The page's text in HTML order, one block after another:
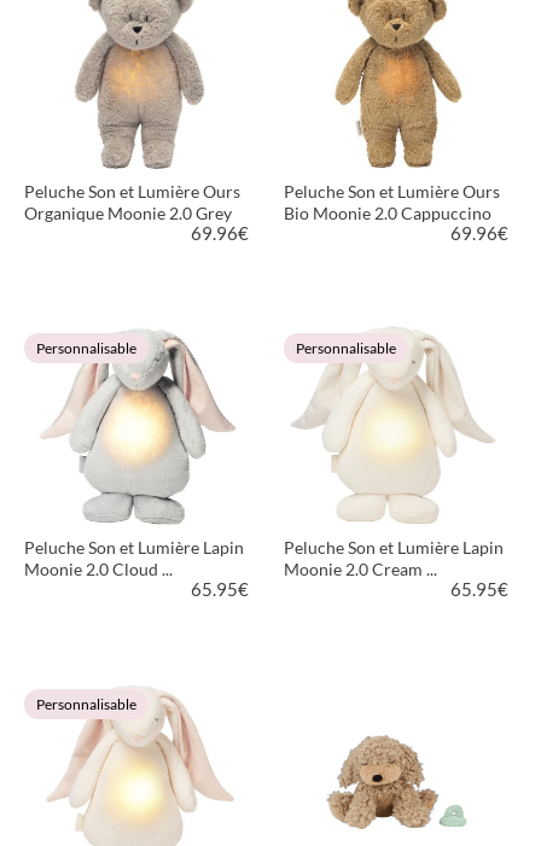
Peluche Son et Lumière Ours
Organique Moonie 2.0 Grey
69.96€
VOIR LE PRODUIT
Peluche Son et Lumière Ours
Bio Moonie 2.0 Cappuccino
69.96€
VOIR LE PRODUIT
Personnalisable
Peluche Son et Lumière Lapin
Moonie 2.0 Cloud ...
65.95€
VOIR LE PRODUIT
Personnalisable
Peluche Son et Lumière Lapin
Moonie 2.0 Cream ...
65.95€
Personnalisable